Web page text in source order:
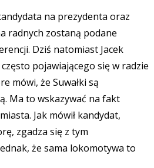
na prezydenta oraz
radnych zostaną podane
Dziś natomiast Jacek
często pojawiającego się w radzie
mówi, że Suwałki są
Ma to wskazywać na fakt
Jak mówił kandydat,
zgadza się z tym
że sama lokomotywa to